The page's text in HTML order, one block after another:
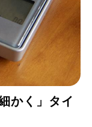
かく」タイ